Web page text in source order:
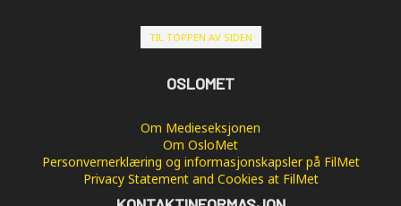
TIL TOPPEN AV SIDEN
OSLOMET
Om Medieseksjonen
Om OsloMet
Personvernerklæring og informasjonskapsler på FilMet
Privacy Statement and Cookies at FilMet